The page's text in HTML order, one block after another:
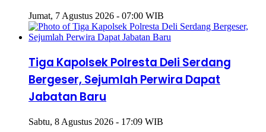
Jumat, 7 Agustus 2026 - 07:00 WIB
Tiga Kapolsek Polresta Deli Serdang
Bergeser, Sejumlah Perwira Dapat
Jabatan Baru
Sabtu, 8 Agustus 2026 - 17:09 WIB